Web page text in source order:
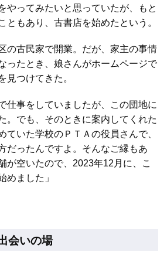
やってみたいと思っていたが、もと
ともあり、古書店を始めたという。
の古民家で開業。だが、家主の事情
ったとき、娘さんがホームページで
見つけてきた。
仕事をしていましたが、この団地に
。でも、そのときに案内してくれた
ていた学校のＰＴＡの役員さんで、
だったんですよ。そんなご縁もあ
が空いたので、2023年12月に、こ
めました」
会いの場